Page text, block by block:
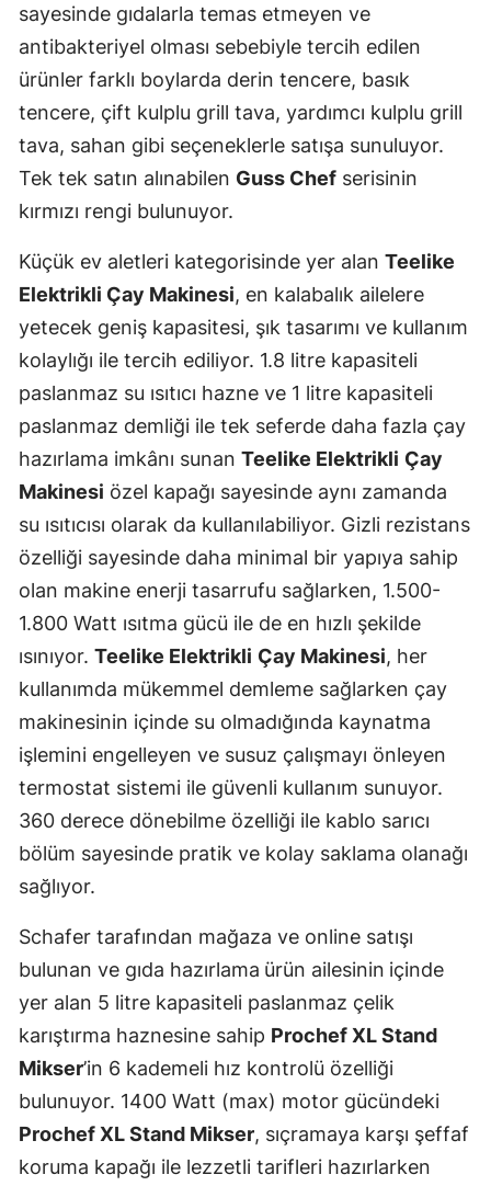
sayesinde gıdalarla temas etmeyen ve
antibakteriyel olması sebebiyle tercih edilen
ürünler farklı boylarda derin tencere, basık
tencere, çift kulplu grill tava, yardımcı kulplu grill
tava, sahan gibi seçeneklerle satışa sunuluyor.
Tek tek satın alınabilen Guss Chef serisinin
kırmızı rengi bulunuyor.
Küçük ev aletleri kategorisinde yer alan Teelike
Elektrikli Çay Makinesi, en kalabalık ailelere
yetecek geniş kapasitesi, şık tasarımı ve kullanım
kolaylığı ile tercih ediliyor. 1.8 litre kapasiteli
paslanmaz su ısıtıcı hazne ve 1 litre kapasiteli
paslanmaz demliği ile tek seferde daha fazla çay
hazırlama imkânı sunan Teelike Elektrikli Çay
Makinesi özel kapağı sayesinde aynı zamanda
su ısıtıcısı olarak da kullanılabiliyor. Gizli rezistans
özelliği sayesinde daha minimal bir yapıya sahip
olan makine enerji tasarrufu sağlarken, 1.500-
1.800 Watt ısıtma gücü ile de en hızlı şekilde
ısınıyor. Teelike Elektrikli Çay Makinesi, her
kullanımda mükemmel demleme sağlarken çay
makinesinin içinde su olmadığında kaynatma
işlemini engelleyen ve susuz çalışmayı önleyen
termostat sistemi ile güvenli kullanım sunuyor.
360 derece dönebilme özelliği ile kablo sarıcı
bölüm sayesinde pratik ve kolay saklama olanağı
sağlıyor.
Schafer tarafından mağaza ve online satışı
bulunan ve gıda hazırlama ürün ailesinin içinde
yer alan 5 litre kapasiteli paslanmaz çelik
karıştırma haznesine sahip Prochef XL Stand
Mikser’in 6 kademeli hız kontrolü özelliği
bulunuyor. 1400 Watt (max) motor gücündeki
Prochef XL Stand Mikser, sıçramaya karşı şeffaf
koruma kapağı ile lezzetli tarifleri hazırlarken